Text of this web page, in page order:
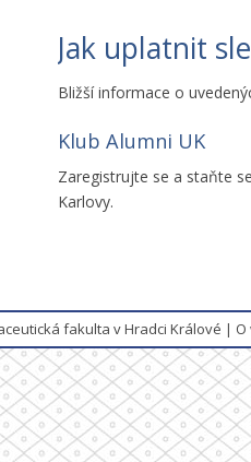
Jak uplatnit
Bližší informace o
Klub Alumni UK
Zaregistrujte se a staňte
Karlovy.
fakulta v Hradci Králové |